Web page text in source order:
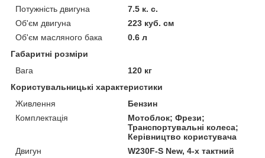
Потужність двигуна
7.5 к. с.
Об'єм двигуна
223 куб. см
Об'єм масляного бака
0.6 л
Габаритні розміри
Вага
120 кг
Користувальницькі характеристики
Живлення
Бензин
Комплектація
Мотоблок; Фрези;
Транспортувальні колеса;
Керівництво користувача
Двигун
W230F-S New, 4-х тактний